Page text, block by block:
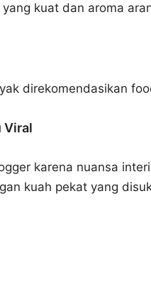
kuat dan aroma
direkomendasikan
Viral
karena nuansa
kuah pekat yang